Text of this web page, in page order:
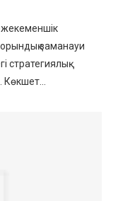
жекеменшік
заманауи
стратегиялық